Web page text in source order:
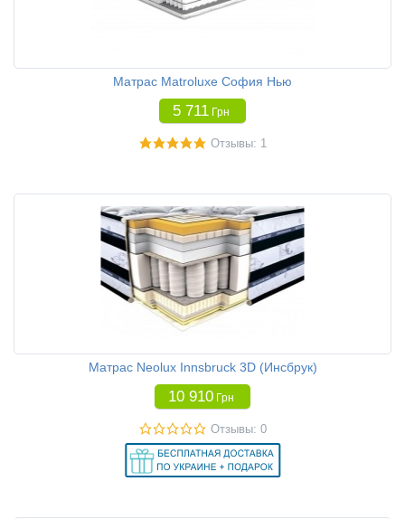
Матрас Matroluxe София Нью
5 711 Грн
Отзывы: 1
Матрас Neolux Innsbruck 3D (Инсбрук)
10 910 Грн
Отзывы: 0